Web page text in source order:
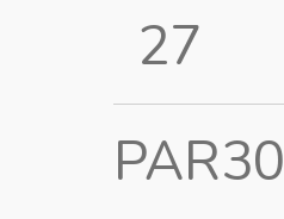
27
PAR30